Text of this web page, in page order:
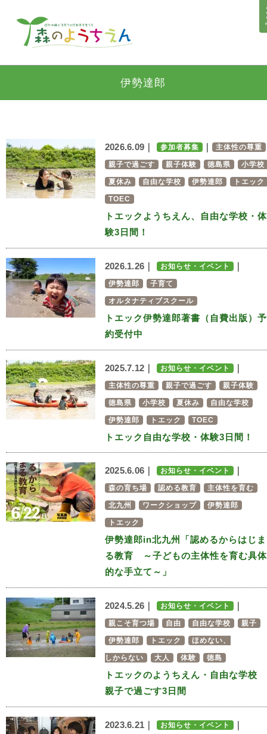
伊勢達郎
2026.6.09｜ 参加者募集 主体性の尊重
親子で過ごす 親子体験 徳島県 小学校
夏休み 自由な学校 伊勢達郎 トエック
TOEC
トエックようちえん、自由な学校・体
験3日間！
2026.1.26｜ お知らせ・イベント
伊勢達郎 子育て
オルタナティブスクール
トエック伊勢達郎著書（自費出版）予
約受付中
2025.7.12｜ お知らせ・イベント
主体性の尊重 親子で過ごす 親子体験
徳島県 小学校 夏休み 自由な学校
伊勢達郎 トエック TOEC
トエック自由な学校・体験3日間！
2025.6.06｜ お知らせ・イベント
森の育ち場 認める教育 主体性を育む
北九州 ワークショップ 伊勢達郎
トエック
伊勢達郎in北九州「認めるからはじま
る教育 ～子どもの主体性を育む具体
的な手立て～」
2024.5.26｜ お知らせ・イベント
親こそ育つ場 自由 自由な学校 親子
伊勢達郎 トエック ほめない、
しからない 大人 体験 徳島
トエックのようちえん・自由な学校
親子で過ごす3日間
2023.6.21｜ お知らせ・イベント